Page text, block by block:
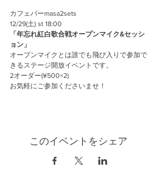
カフェバーmasa2sets
12/29(土) st 18:00
「年忘れ紅白歌合戦オープンマイク&セッシ
ョン」
オープンマイクとは誰でも飛び入りで参加で
きるステージ開放イベントです。
2オーダー(¥500×2)
お気軽にご参加くださいませ！
このイベントをシェア